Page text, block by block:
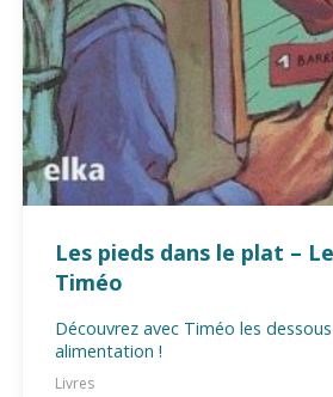
Les pieds dans le plat –
Timéo
Découvrez avec Timéo les
alimentation !
Livres